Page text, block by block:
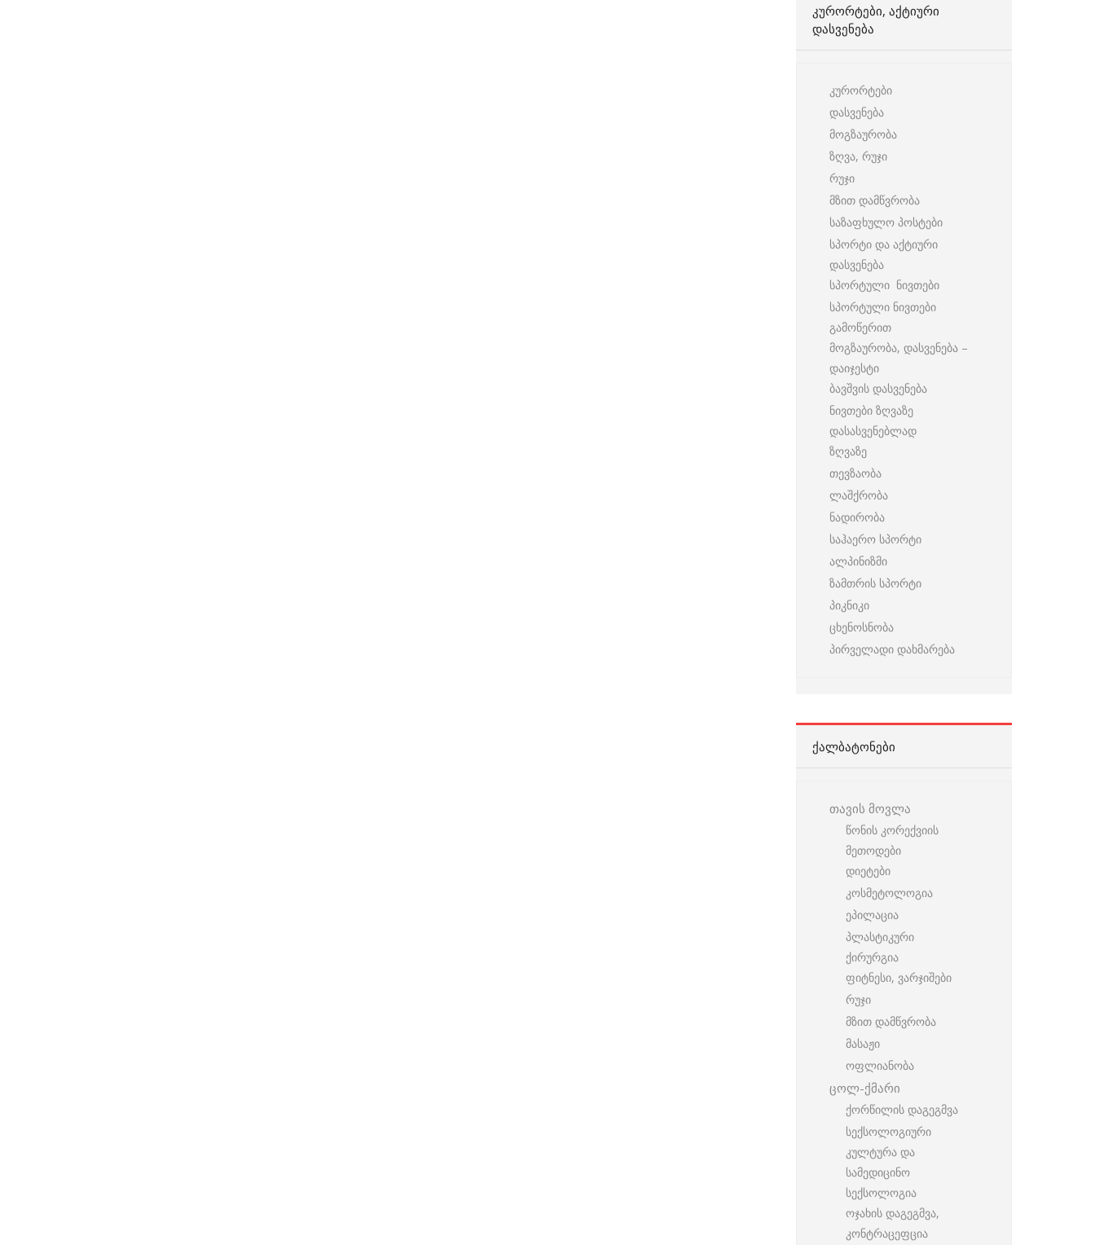
ᲙᲣᲠᲝᲠᲢᲔᲑᲘ, ᲐᲥᲢᲘᲣᲠᲘ
ᲓᲐᲡᲕᲔᲜᲔᲑᲐ
კურორტები
დასვენება
მოგზაურობა
ზღვა, რუჯი
რუჯი
მზით დამწვრობა
საზაფხულო პოსტები
სპორტი და აქტიური
დასვენება
სპორტული ნივთები
სპორტული ნივთები
გამოწერით
მოგზაურობა, დასვენება –
დაიჯესტი
ბავშვის დასვენება
ნივთები ზღვაზე
დასასვენებლად
ზღვაზე
თევზაობა
ლაშქრობა
ნადირობა
საჰაერო სპორტი
ალპინიზმი
ზამთრის სპორტი
პიკნიკი
ცხენოსნობა
პირველადი დახმარება
ᲥᲐᲚᲑᲐᲢᲝᲜᲔᲑᲘ
თავის მოვლა
წონის კორექვიის
მეთოდები
დიეტები
კოსმეტოლოგია
ეპილაცია
პლასტიკური
ქირურგია
ფიტნესი, ვარჯიშები
რუჯი
მზით დამწვრობა
მასაჟი
ოფლიანობა
ცოლ-ქმარი
ქორწილის დაგეგმვა
სექსოლოგიური
კულტურა და
სამედიცინო
სექსოლოგია
ოჯახის დაგეგმვა,
კონტრაცეფცია